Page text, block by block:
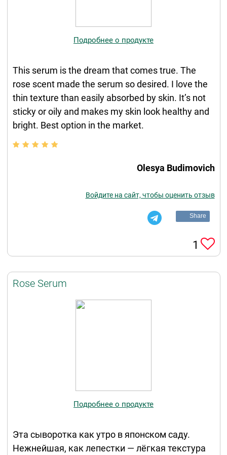
Подробнее о продукте
This serum is the dream that comes true. The
rose scent made the serum so desired. I love the
thin texture than easily absorbed by skin. It’s not
sticky or oily and makes my skin look healthy and
bright. Best option in the market.
Olesya Budimovich
Войдите на сайт, чтобы оценить отзыв
Share
1
Rose Serum
Подробнее о продукте
Эта сыворотка как утро в японском саду.
Нежнейшая, как лепестки — лёгкая текстура